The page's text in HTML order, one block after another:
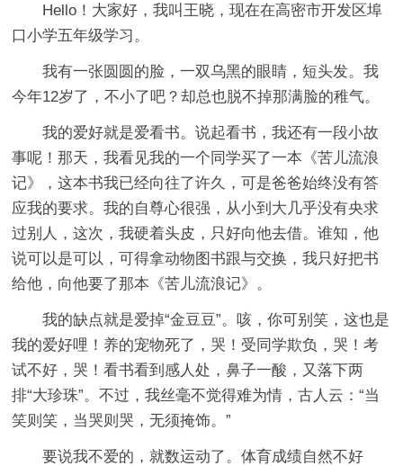
Hello！大家好，我叫王晓，现在在高密市开发区埠
口小学五年级学习。
我有一张圆圆的脸，一双乌黑的眼睛，短头发。我
今年12岁了，不小了吧？却总也脱不掉那满脸的稚气。
我的爱好就是爱看书。说起看书，我还有一段小故
事呢！那天，我看见我的一个同学买了一本《苦儿流浪
记》，这本书我已经向往了许久，可是爸爸始终没有答
应我的要求。我的自尊心很强，从小到大几乎没有央求
过别人，这次，我硬着头皮，只好向他去借。谁知，他
说可以是可以，可得拿动物图书跟与交换，我只好把书
给他，向他要了那本《苦儿流浪记》。
我的缺点就是爱掉“金豆豆”。咳，你可别笑，这也是
我的爱好哩！养的宠物死了，哭！受同学欺负，哭！考
试不好，哭！看书看到感人处，鼻子一酸，又落下两
排“大珍珠”。不过，我丝毫不觉得难为情，古人云：“当
笑则笑，当哭则哭，无须掩饰。”
要说我不爱的，就数运动了。体育成绩自然不好